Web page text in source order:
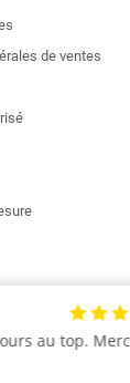
de ventes